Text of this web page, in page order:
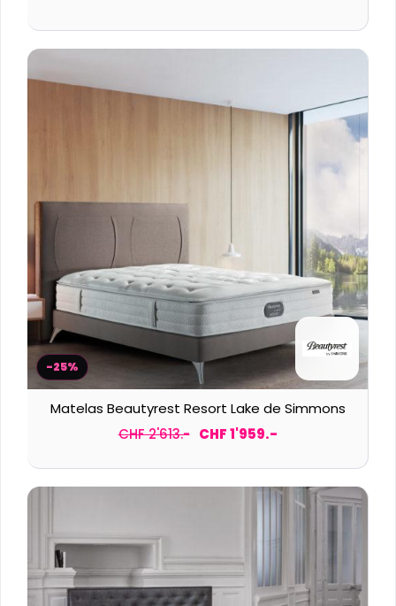
-25%
Matelas Beautyrest Resort Lake de Simmons
CHF 2'613.- CHF 1'959.-